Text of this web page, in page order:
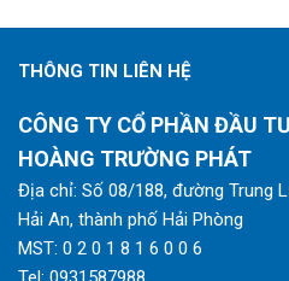
THÔNG TIN LIÊN HỆ
CÔNG TY CỔ PHẦN ĐẦU
HOÀNG TRƯỜNG PHÁT
Địa chỉ: Số 08/188, đường Trung
Hải An, thành phố Hải Phòng
MST: 0 2 0 1 8 1 6 0 0 6